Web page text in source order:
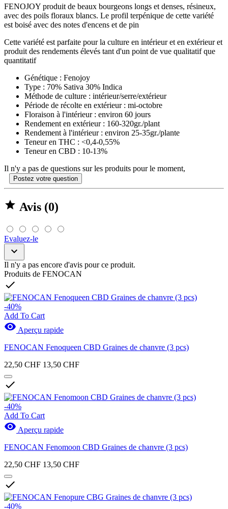
FENOJOY produit de beaux bourgeons longs et denses, résineux,
avec des poils floraux blancs. Le profil terpénique de cette variété
est boisé avec des notes d'encens et de pin
Cette variété est parfaite pour la culture en intérieur et en extérieur et
produit des rendements élevés tant d'un point de vue qualitatif que
quantitatif
Génétique : Fenojoy
Type : 70% Sativa 30% Indica
Méthode de culture : intérieur/serre/extérieur
Période de récolte en extérieur : mi-octobre
Floraison à l'intérieur : environ 60 jours
Rendement en extérieur : 160-320gr./plant
Rendement à l'intérieur : environ 25-35gr./plante
Teneur en THC : <0,4-0,55%
Teneur en CBD : 10-13%
Il n'y a pas de questions sur les produits pour le moment,
Postez votre question
 Avis (0)
Evaluez-le

Il n'y a pas encore d'avis pour ce produit.
Produits de FENOCAN

-40%
Add To Cart
 Aperçu rapide
FENOCAN Fenoqueen CBD Graines de chanvre (3 pcs)
22,50 CHF 13,50 CHF

-40%
Add To Cart
 Aperçu rapide
FENOCAN Fenomoon CBD Graines de chanvre (3 pcs)
22,50 CHF 13,50 CHF

-40%